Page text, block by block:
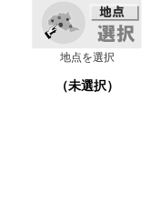
地点を選択
（未選択）